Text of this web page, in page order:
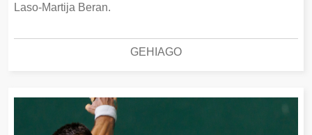
Laso-Martija Beran.
GEHIAGO